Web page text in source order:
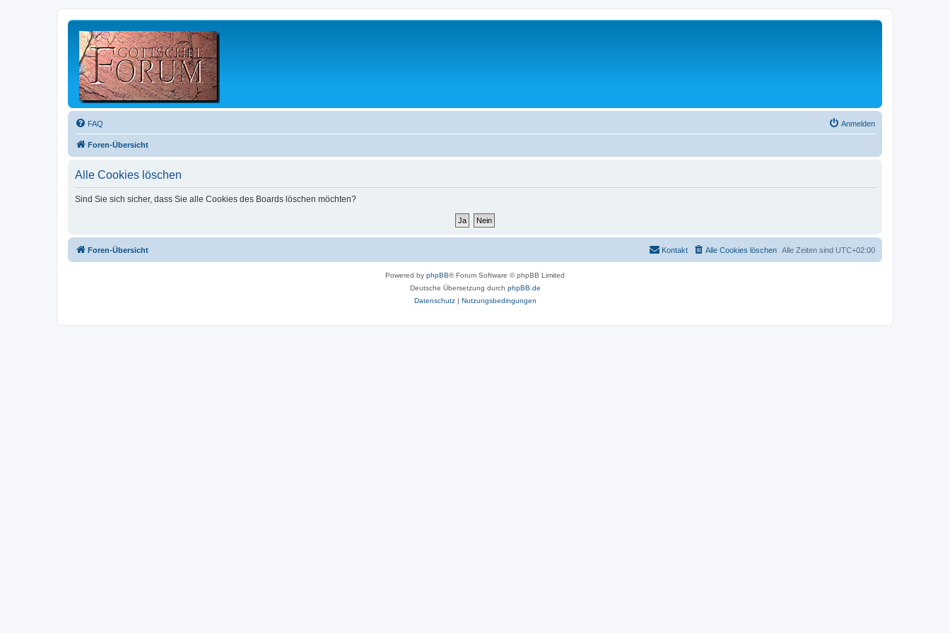
FAQ Anmelden
Foren-Übersicht
Alle Cookies löschen
Sind Sie sich sicher, dass Sie alle Cookies des Boards löschen möchten?
Foren-Übersicht Alle Zeiten sind UTC+02:00
Alle Cookies löschen
Kontakt
Powered by phpBB® Forum Software © phpBB Limited
Deutsche Übersetzung durch phpBB.de
Datenschutz| Nutzungsbedingungen